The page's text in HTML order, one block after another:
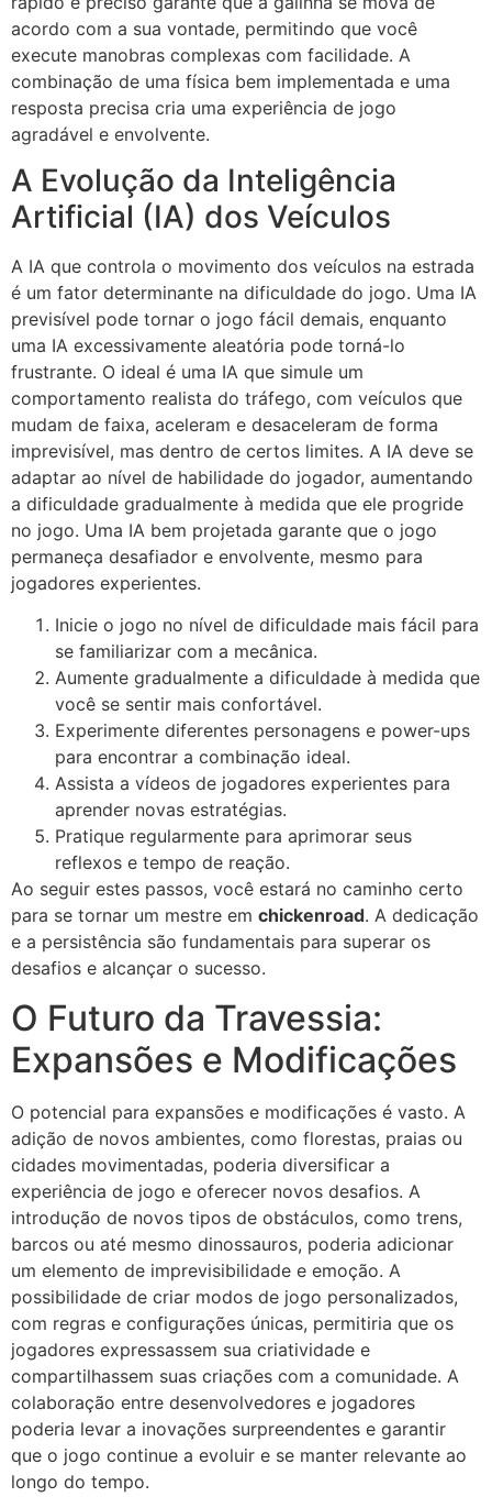
acordo com a sua vontade, permitindo que você
execute manobras complexas com facilidade. A
combinação de uma física bem implementada e uma
resposta precisa cria uma experiência de jogo
agradável e envolvente.
A Evolução da Inteligência
Artificial (IA) dos Veículos
A IA que controla o movimento dos veículos na estrada
é um fator determinante na dificuldade do jogo. Uma IA
previsível pode tornar o jogo fácil demais, enquanto
uma IA excessivamente aleatória pode torná-lo
frustrante. O ideal é uma IA que simule um
comportamento realista do tráfego, com veículos que
mudam de faixa, aceleram e desaceleram de forma
imprevisível, mas dentro de certos limites. A IA deve se
adaptar ao nível de habilidade do jogador, aumentando
a dificuldade gradualmente à medida que ele progride
no jogo. Uma IA bem projetada garante que o jogo
permaneça desafiador e envolvente, mesmo para
jogadores experientes.
Inicie o jogo no nível de dificuldade mais fácil para
se familiarizar com a mecânica.
Aumente gradualmente a dificuldade à medida que
você se sentir mais confortável.
Experimente diferentes personagens e power-ups
para encontrar a combinação ideal.
Assista a vídeos de jogadores experientes para
aprender novas estratégias.
Pratique regularmente para aprimorar seus
reflexos e tempo de reação.
Ao seguir estes passos, você estará no caminho certo
para se tornar um mestre em chickenroad. A dedicação
e a persistência são fundamentais para superar os
desafios e alcançar o sucesso.
O Futuro da Travessia:
Expansões e Modificações
O potencial para expansões e modificações é vasto. A
adição de novos ambientes, como florestas, praias ou
cidades movimentadas, poderia diversificar a
experiência de jogo e oferecer novos desafios. A
introdução de novos tipos de obstáculos, como trens,
barcos ou até mesmo dinossauros, poderia adicionar
um elemento de imprevisibilidade e emoção. A
possibilidade de criar modos de jogo personalizados,
com regras e configurações únicas, permitiria que os
jogadores expressassem sua criatividade e
compartilhassem suas criações com a comunidade. A
colaboração entre desenvolvedores e jogadores
poderia levar a inovações surpreendentes e garantir
que o jogo continue a evoluir e se manter relevante ao
longo do tempo.